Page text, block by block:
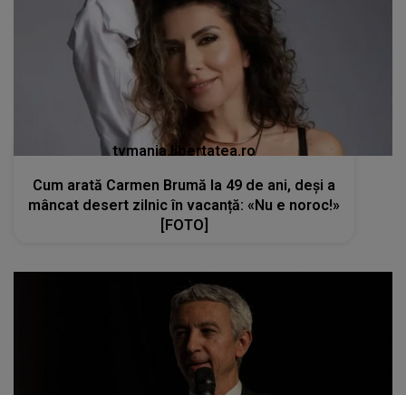
tvmania.libertatea.ro
Cum arată Carmen Brumă la 49 de ani, deși a
mâncat desert zilnic în vacanță: «Nu e noroc!»
[FOTO]